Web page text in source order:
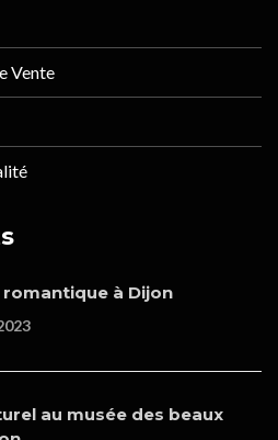
Vente
à Dijon
au musée des beaux